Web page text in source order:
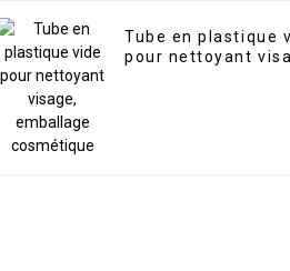
Tube en plastique
pour nettoyant